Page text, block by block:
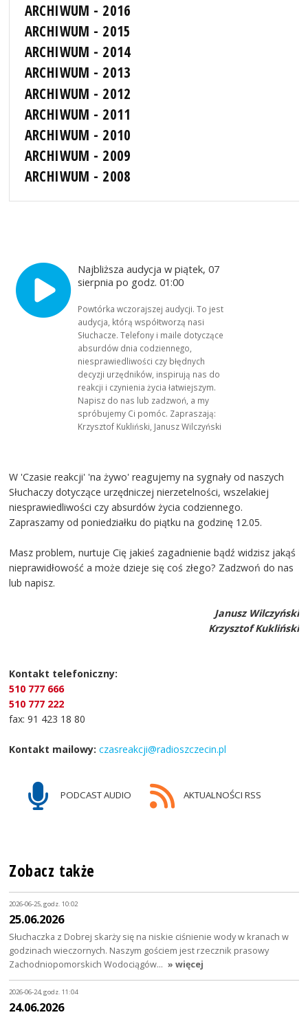
ARCHIWUM - 2016
ARCHIWUM - 2015
ARCHIWUM - 2014
ARCHIWUM - 2013
ARCHIWUM - 2012
ARCHIWUM - 2011
ARCHIWUM - 2010
ARCHIWUM - 2009
ARCHIWUM - 2008
Najbliższa audycja w piątek, 07
sierpnia po godz. 01:00
Powtórka wczorajszej audycji. To jest
audycja, którą współtworzą nasi
Słuchacze. Telefony i maile dotyczące
absurdów dnia codziennego,
niesprawiedliwości czy błędnych
decyzji urzędników, inspirują nas do
reakcji i czynienia życia łatwiejszym.
Napisz do nas lub zadzwoń, a my
spróbujemy Ci pomóc. Zapraszają:
Krzysztof Kukliński, Janusz Wilczyński
W 'Czasie reakcji' 'na żywo' reagujemy na sygnały od naszych
Słuchaczy dotyczące urzędniczej nierzetelności, wszelakiej
niesprawiedliwości czy absurdów życia codziennego.
Zapraszamy od poniedziałku do piątku na godzinę 12.05.
Masz problem, nurtuje Cię jakieś zagadnienie bądź widzisz jakąś
nieprawidłowość a może dzieje się coś złego? Zadzwoń do nas
lub napisz.
Janusz Wilczyński
Krzysztof Kukliński
Kontakt telefoniczny:
510 777 666
510 777 222
fax: 91 423 18 80
Kontakt mailowy: czasreakcji@radioszczecin.pl
PODCAST AUDIO AKTUALNOŚCI RSS
Zobacz także
2026-06-25, godz. 10:02
25.06.2026
Słuchaczka z Dobrej skarży się na niskie ciśnienie wody w kranach w
godzinach wieczornych. Naszym gościem jest rzecznik prasowy
Zachodniopomorskich Wodociągów… » więcej
2026-06-24, godz. 11:04
24.06.2026